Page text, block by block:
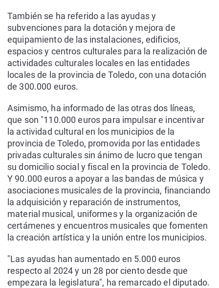
También se ha referido a las ayudas y
subvenciones para la dotación y mejora de
equipamiento de las instalaciones, edificios,
espacios y centros culturales para la realización de
actividades culturales locales en las entidades
locales de la provincia de Toledo, con una dotación
de 300.000 euros.
Asimismo, ha informado de las otras dos líneas,
que son "110.000 euros para impulsar e incentivar
la actividad cultural en los municipios de la
provincia de Toledo, promovida por las entidades
privadas culturales sin ánimo de lucro que tengan
su domicilio social y fiscal en la provincia de Toledo.
Y 90.000 euros a apoyar a las bandas de música y
asociaciones musicales de la provincia, financiando
la adquisición y reparación de instrumentos,
material musical, uniformes y la organización de
certámenes y encuentros musicales que fomenten
la creación artística y la unión entre los municipios.
"Las ayudas han aumentado en 5.000 euros
respecto al 2024 y un 28 por ciento desde que
empezara la legislatura", ha remarcado el diputado.